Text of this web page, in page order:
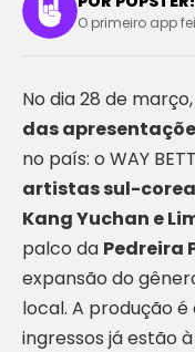
O primeiro app
No dia 28 de março,
das
no país: o WAY
artistas sul-
Kang Yuchan e
palco da Pedreira
expansão do
local. A produção é
ingressos já estão